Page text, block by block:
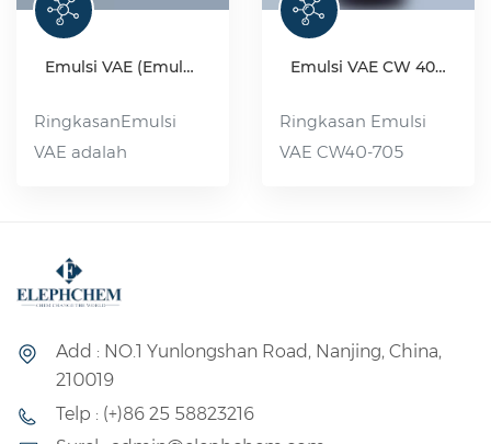
Emulsi VAE (Emulsi kopolimer vinil asetat-etilena)
RingkasanEmulsi
VAE adalah
emulsi polimer yang
terbuat dari etilena
dan bahan
Emulsi VAE CW 40-705
Ringkasan Emulsi
VAE CW40-705
ketahanan cuaca
Add : NO.1 Yunlongshan Road, Nanjing, China,
210019
Telp : (+)86 25 58823216